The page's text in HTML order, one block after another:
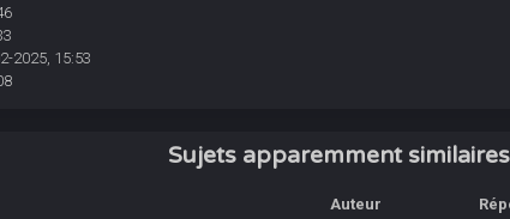
2025, 15:53
Sujets apparemment
Auteur